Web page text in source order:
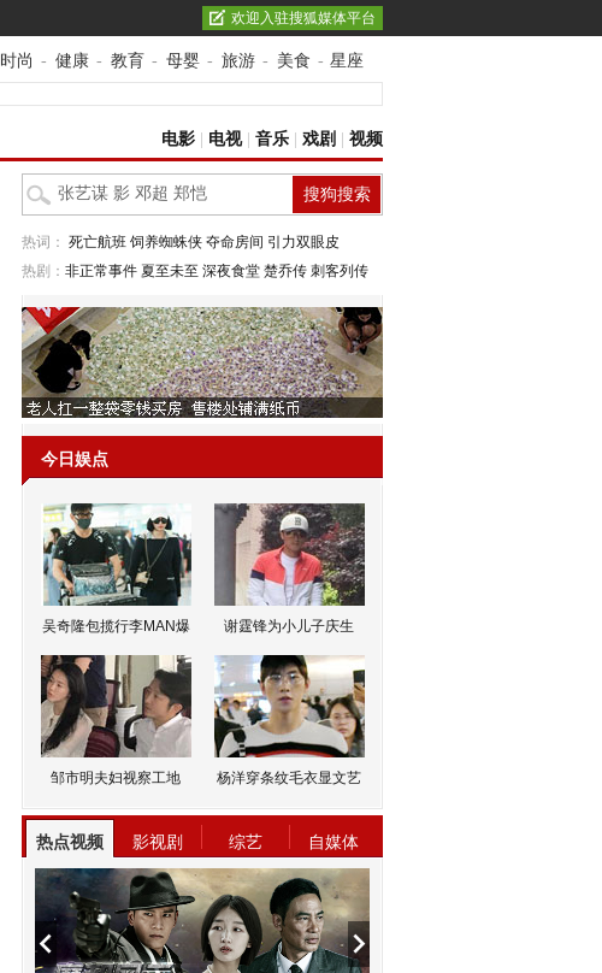
欢迎入驻搜狐媒体平台
时尚 - 健康 - 教育 - 母婴 - 旅游 - 美食 - 星座
电影 电视| 音乐 戏剧 视频
热词： 死亡航班 饲养蜘蛛侠 夺命房间 引力双眼皮
热剧： 非正常事件 夏至未至 深夜食堂 楚乔传 刺客列传
今日娱点
吴奇隆包揽行李MAN爆 谢霆锋为小儿子庆生
邹市明夫妇视察工地 杨洋穿条纹毛衣显文艺
热点视频 影视剧 综艺 自媒体